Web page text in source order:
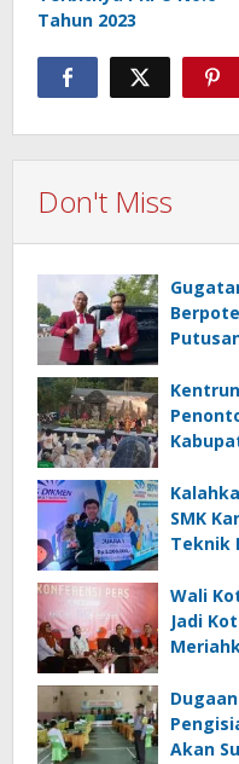
Tahun 2023
Don't Miss
SMK
Teknik
Wali
Jadi
Akan